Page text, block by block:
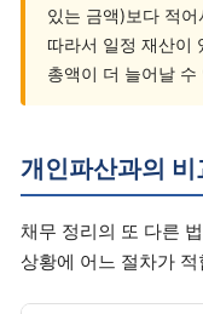
있는 금액)보다 적
따라서 일정 재산이
총액이 더 늘어날 수
개인파산과의 비
채무 정리의 또 다른
상황에 어느 절차가